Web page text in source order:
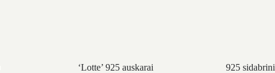
‘Lotte’ 925 auskarai
925